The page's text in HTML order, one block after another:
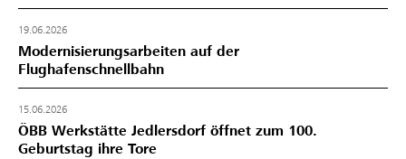
19.06.2026
Modernisierungsarbeiten auf der
Flughafenschnellbahn
15.06.2026
ÖBB Werkstätte Jedlersdorf öffnet zum 100.
Geburtstag ihre Tore